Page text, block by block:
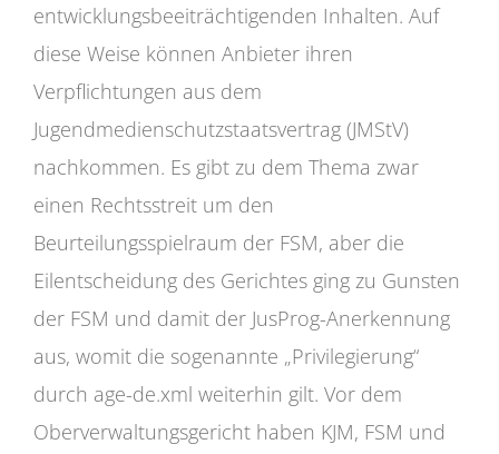
entwicklungsbeeiträchtigenden Inhalten. Auf
diese Weise können Anbieter ihren
Verpflichtungen aus dem
Jugendmedienschutzstaatsvertrag (JMStV)
nachkommen. Es gibt zu dem Thema zwar
einen Rechtsstreit um den
Beurteilungsspielraum der FSM, aber die
Eilentscheidung des Gerichtes ging zu Gunsten
der FSM und damit der JusProg-Anerkennung
aus, womit die sogenannte „Privilegierung“
durch age-de.xml weiterhin gilt. Vor dem
Oberverwaltungsgericht haben KJM, FSM und